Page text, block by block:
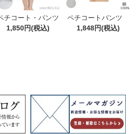
チコート・パンツ
タイプ クレープ肌着
1,850円(税込)
ペチコートパンツ
ショート クレープ
1,848円(税込)